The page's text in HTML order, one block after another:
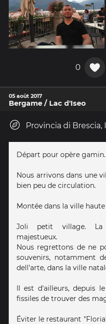
0
05 août 2017
Bergame / Lac d'Iseo
Provincia di Brescia,
Départ pour opère gamin.
Nous arrivons dans une
bien peu de circulation.
Montée dans la ville
Joli petit village. La
majestueux.
Nous regrettons de ne
souvenirs, notamment
dell'arte, dans la ville
Il est d'ailleurs, depuis
fissiles de trouver des
Éviter le restaurant